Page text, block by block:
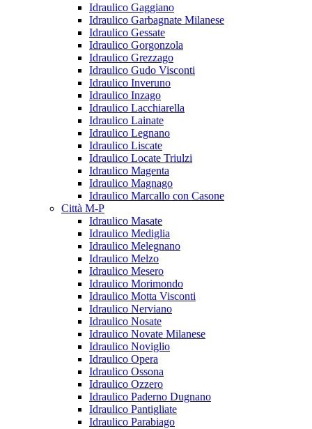
Idraulico Gaggiano
Idraulico Garbagnate Milanese
Idraulico Gessate
Idraulico Gorgonzola
Idraulico Grezzago
Idraulico Gudo Visconti
Idraulico Inveruno
Idraulico Inzago
Idraulico Lacchiarella
Idraulico Lainate
Idraulico Legnano
Idraulico Liscate
Idraulico Locate Triulzi
Idraulico Magenta
Idraulico Magnago
Idraulico Marcallo con Casone
Città M-P
Idraulico Masate
Idraulico Mediglia
Idraulico Melegnano
Idraulico Melzo
Idraulico Mesero
Idraulico Morimondo
Idraulico Motta Visconti
Idraulico Nerviano
Idraulico Nosate
Idraulico Novate Milanese
Idraulico Noviglio
Idraulico Opera
Idraulico Ossona
Idraulico Ozzero
Idraulico Paderno Dugnano
Idraulico Pantigliate
Idraulico Parabiago